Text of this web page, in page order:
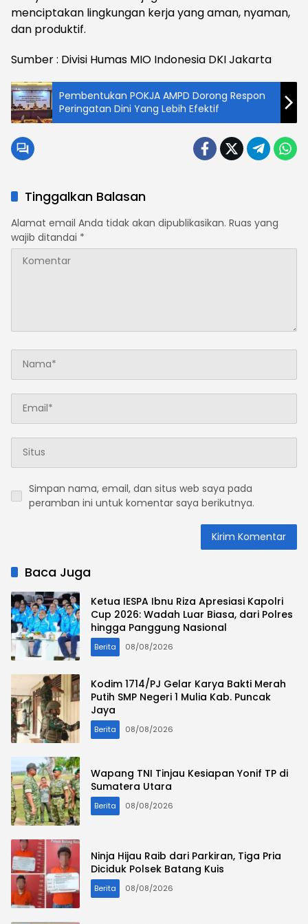
menciptakan lingkungan kerja yang aman, nyaman,
dan produktif.
Sumber : Divisi Humas MIO Indonesia DKI Jakarta
Pembentukan POKJA AMPD Dorong Respon
Peringatan Dini Yang Lebih Efektif
Tinggalkan Balasan
Alamat email Anda tidak akan dipublikasikan. Ruas yang
wajib ditandai *
Simpan nama, email, dan situs web saya pada
peramban ini untuk komentar saya berikutnya.
Baca Juga
Ketua IESPA Ibnu Riza Apresiasi Kapolri
Cup 2026: Wadah Luar Biasa, dari Polres
hingga Panggung Nasional
Berita 08/08/2026
Kodim 1714/PJ Gelar Karya Bakti Merah
Putih SMP Negeri 1 Mulia Kab. Puncak
Jaya
Berita 08/08/2026
Wapang TNI Tinjau Kesiapan Yonif TP di
Sumatera Utara
Berita 08/08/2026
Ninja Hijau Raib dari Parkiran, Tiga Pria
Diciduk Polsek Batang Kuis
Berita 08/08/2026